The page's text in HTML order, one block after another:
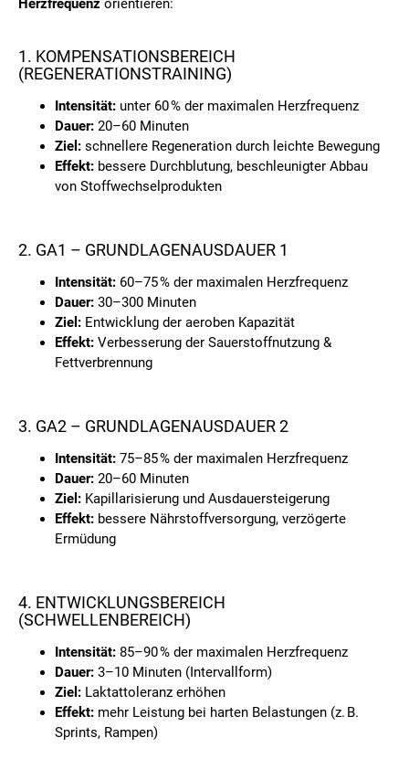
Herzfrequenz orientieren:
1. KOMPENSATIONSBEREICH
(REGENERATIONSTRAINING)
Intensität: unter 60 % der maximalen Herzfrequenz
Dauer: 20–60 Minuten
Ziel: schnellere Regeneration durch leichte Bewegung
Effekt: bessere Durchblutung, beschleunigter Abbau
von Stoffwechselprodukten
2. GA1 – GRUNDLAGENAUSDAUER 1
Intensität: 60–75 % der maximalen Herzfrequenz
Dauer: 30–300 Minuten
Ziel: Entwicklung der aeroben Kapazität
Effekt: Verbesserung der Sauerstoffnutzung &
Fettverbrennung
3. GA2 – GRUNDLAGENAUSDAUER 2
Intensität: 75–85 % der maximalen Herzfrequenz
Dauer: 20–60 Minuten
Ziel: Kapillarisierung und Ausdauersteigerung
Effekt: bessere Nährstoffversorgung, verzögerte
Ermüdung
4. ENTWICKLUNGSBEREICH
(SCHWELLENBEREICH)
Intensität: 85–90 % der maximalen Herzfrequenz
Dauer: 3–10 Minuten (Intervallform)
Ziel: Laktattoleranz erhöhen
Effekt: mehr Leistung bei harten Belastungen (z. B.
Sprints, Rampen)